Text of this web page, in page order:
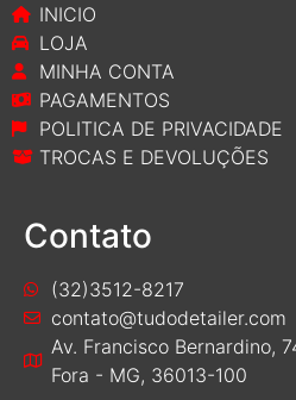
INICIO
LOJA
MINHA CONTA
PAGAMENTOS
POLITICA DE PRIVACIDADE
TROCAS E DEVOLUÇÕES
Contato
(32)3512-8217
contato@tudodetailer.com
Av. Francisco Bernardino,
Fora - MG, 36013-100